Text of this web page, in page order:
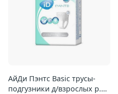
АйДи Пэнтс Basic трусы-
подгузники д/взрослых р.L